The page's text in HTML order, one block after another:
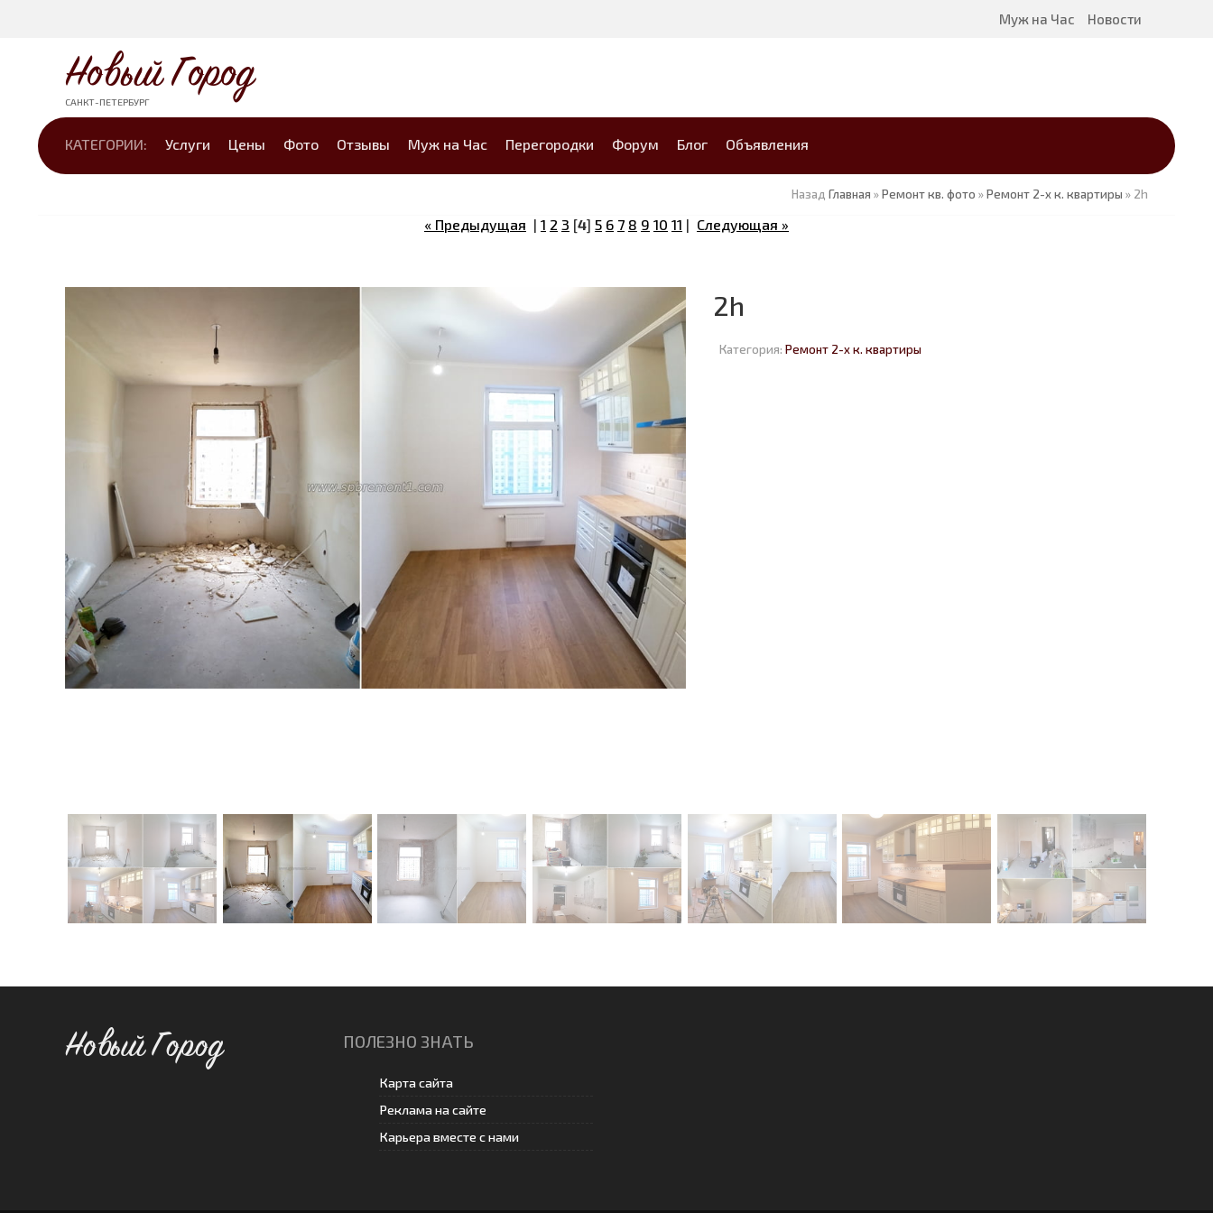
Муж на Час Новости
Новый Город
САНКТ-ПЕТЕРБУРГ
КАТЕГОРИИ: Услуги Цены Фото Отзывы Муж на Час Перегородки Форум Блог Объявления
Назад Главная »Ремонт кв. фото »Ремонт 2-х к. квартиры » 2h
« Предыдущая | 1 2 3 [4] 5 6 7 8 9 10 11 | Следующая »
2h
Категория: Ремонт 2-х к. квартиры
Новый Город ПОЛЕЗНО ЗНАТЬ
Карта сайта
Реклама на сайте
Карьера вместе с нами